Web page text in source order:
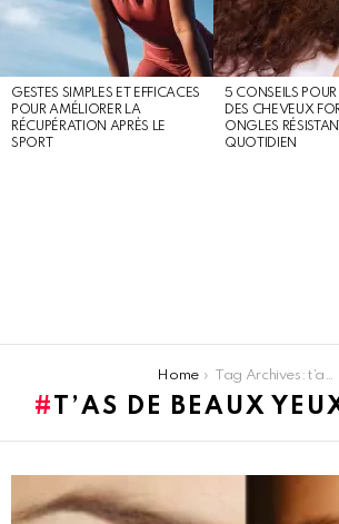
GESTES SIMPLES ET EFFICACES
POUR AMÉLIORER LA
RÉCUPÉRATION APRÈS LE
SPORT
5 CONSEILS
DES CHEVEUX
ONGLES
QUOTIDIEN
Home Tag Archives: t’as de beaux yeux tu sais
T’AS DE BEAUX
LATEST
STORIES